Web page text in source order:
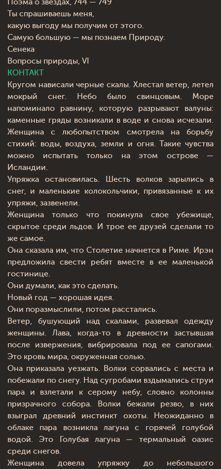
Поэма о звездах, 744 — 749
Ты спрашиваешь меня,
какую выгоду мы получим от этого.
Самую большую — мы познаем Природу.
Сенека
Вопросы природы, VI
КОНТАКТ
Кругом нависали черные скалы. Хлестал ветер, летел
мокрый снег. Небо было свинцовым. Море
напоминало равнину, которую разрывают валуны:
каменные гряды возникали в воде и снова исчезали.
Женщина с любопытством смотрела на борьбу
стихий: воды, воздуха, земли и огня. Такие чувства
можно испытать только на этом острове —
Исландии.
Упряжка остановилась. Шесть волков зарылись в
снег, и маленькие колокольчики, привязанные к их
упряжи, зазвенели.
Женщина только что покинула свое убежище,
скрытое среди льдов. И трое ее друзей сделали то
же самое.
Она сказала им, что Столетие начнется в Риме. Ирэн
предложила свести ребят вместе в ее маленькой
гостинице.
Они думали, как это сделать.
Новый год — хорошая идея.
Они поразмыслили, потом расстались.
Ветер, бушующий над скалами, развевал одежду
женщины. Лава, когда-то в древности застывшая
после извержения, вибрировала под ее сапогами.
Это кровь мира, окруженная солью.
Она приказала уезжать. Волки сорвались с места и
побежали по снегу. Над сугробами вздымались струи
пара и взлетали к серому небу, словно колонны
призрачного собора. Волки бежали резво, в них
взыграл древний инстинкт охоты. Неожиданно в
облаке пара возникла лагуна с горячей голубой
водой. Это Голубая лагуна — термальный оазис
среди снегов.
Женщина довела упряжку до небольшого